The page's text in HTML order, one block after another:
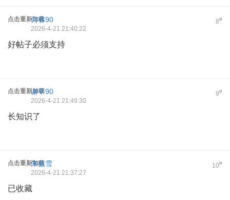
点击重新加载 8#
何睿90
2026-4-21 21:40:22
好帖子必须支持
点击重新加载 9#
谢平90
2026-4-21 21:49:30
长知识了
点击重新加载 10#
朱薇雪
2026-4-21 21:37:27
已收藏